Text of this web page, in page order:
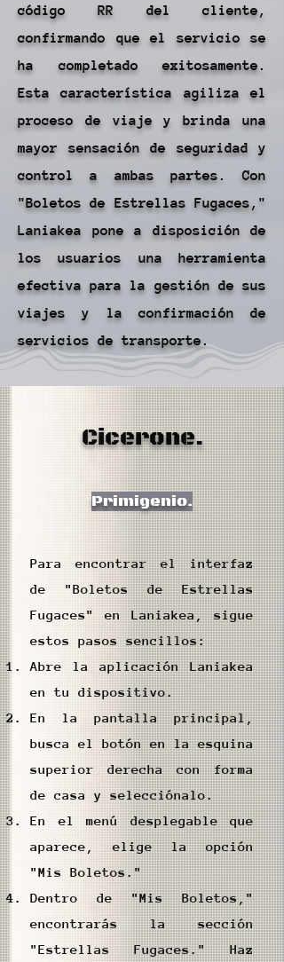
código RR del cliente,
confirmando que el servicio se
ha completado exitosamente.
Esta característica agiliza el
proceso de viaje y brinda una
mayor sensación de seguridad y
control a ambas partes. Con
"Boletos de Estrellas Fugaces,"
Laniakea pone a disposición de
los usuarios una herramienta
efectiva para la gestión de sus
viajes y la confirmación de
servicios de transporte.
Cicerone.
Primigenio.
Para encontrar el interfaz
de "Boletos de Estrellas
Fugaces" en Laniakea, sigue
estos pasos sencillos:
Abre la aplicación Laniakea
en tu dispositivo.
En la pantalla principal,
busca el botón en la esquina
superior derecha con forma
de casa y selecciónalo.
En el menú desplegable que
aparece, elige la opción
"Mis Boletos."
Dentro de "Mis Boletos,"
encontrarás la sección
"Estrellas Fugaces." Haz